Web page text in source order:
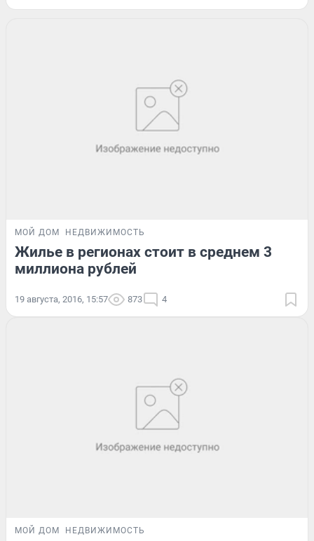
МОЙ ДОМ НЕДВИЖИМОСТЬ
Жилье в регионах стоит в среднем 3
миллиона рублей
19 августа, 2016, 15:57 873 4
МОЙ ДОМ НЕДВИЖИМОСТЬ